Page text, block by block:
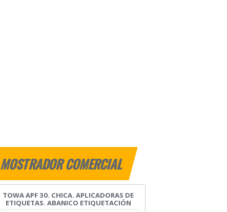
MOSTRADOR COMERCIAL
TOWA APF 30. CHICA. APLICADORAS DE
ETIQUETAS. ABANICO ETIQUETACIÓN